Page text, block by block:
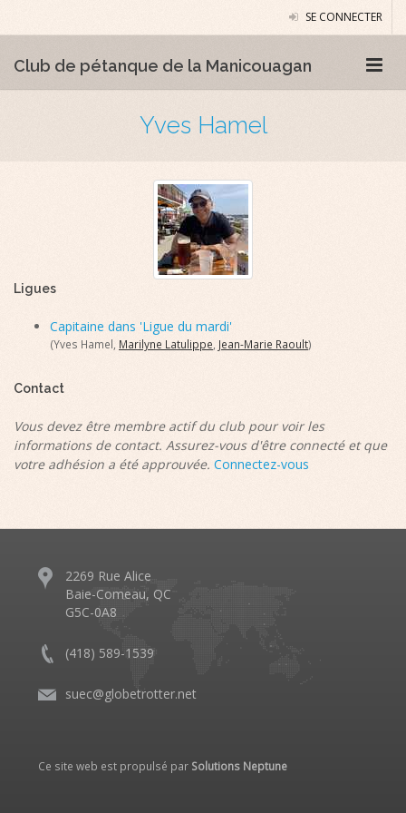
SE CONNECTER
Club de pétanque de la Manicouagan
Yves Hamel
Ligues
Capitaine dans 'Ligue du mardi'
(Yves Hamel, Marilyne Latulippe Jean-Marie Raoult)
Contact
Vous devez être membre actif du club pour voir les
informations de contact. Assurez-vous d'être connecté et que
votre adhésion a été approuvée. Connectez-vous
2269 Rue Alice
Baie-Comeau, QC
G5C-0A8
(418) 589-1539
suec@globetrotter.net
Ce site web est propulsé par Solutions Neptune